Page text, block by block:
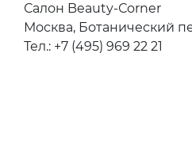
Салон Beauty-Сorner
Москва, Ботанический
Тел.: +7 (495) 969 22 21